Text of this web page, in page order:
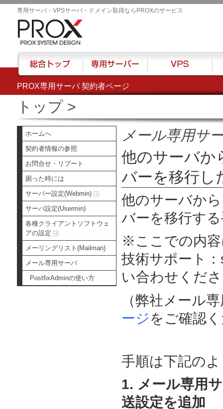
PROX専用サーバ 契約者ページ
専用サーバ・VPSサーバ・ドメイン取得ならPROXのサービス
トップ>
ホームへ
契約者情報の参照
お問合せ・リブート
困った時には
サーバー設定(Webmin)
サーバ設定(Usermin)
各種クライアントソフトウェ
アの設定
メーリングリスト(Mailman)
メール専用サーバ
PostfixAdminの使い方
メール専用サ
他のサーバか
バーを移行し
他のサーバか
バーを移行す
※ここでの内容
技術サポート
い合わせくだ
（弊社メール
ージをご確認
手順は下記の
1. メール専用
送設定を追加
総合トップ 専用サーバー VPS ハ